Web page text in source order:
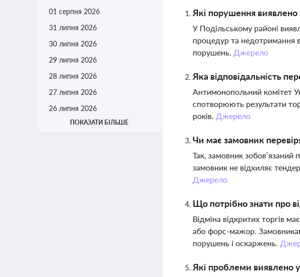
01 серпня 2026
31 липня 2026
30 липня 2026
29 липня 2026
28 липня 2026
27 липня 2026
26 липня 2026
ПОКАЗАТИ БІЛЬШЕ
Які порушення виявлено
У Подільському районі
процедур та недотримання
порушень. Джерело
Яка відповідальність
Антимонопольний комітет
спотворюють результати
років. Джерело
Чи має замовник
Так, замовник зобов’язаний
замовник не відхиляє
Джерело
Що потрібно знати про
Відміна відкритих торгів
або форс-мажор.
порушень і оскаржень.
Які проблеми виявлено